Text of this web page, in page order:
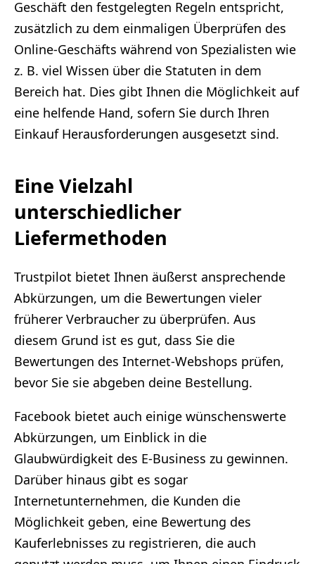
Geschäft den festgelegten Regeln entspricht,
zusätzlich zu dem einmaligen Überprüfen des
Online-Geschäfts während von Spezialisten wie
z. B. viel Wissen über die Statuten in dem
Bereich hat. Dies gibt Ihnen die Möglichkeit auf
eine helfende Hand, sofern Sie durch Ihren
Einkauf Herausforderungen ausgesetzt sind.
Eine Vielzahl
unterschiedlicher
Liefermethoden
Trustpilot bietet Ihnen äußerst ansprechende
Abkürzungen, um die Bewertungen vieler
früherer Verbraucher zu überprüfen. Aus
diesem Grund ist es gut, dass Sie die
Bewertungen des Internet-Webshops prüfen,
bevor Sie sie abgeben deine Bestellung.
Facebook bietet auch einige wünschenswerte
Abkürzungen, um Einblick in die
Glaubwürdigkeit des E-Business zu gewinnen.
Darüber hinaus gibt es sogar
Internetunternehmen, die Kunden die
Möglichkeit geben, eine Bewertung des
Kauferlebnisses zu registrieren, die auch